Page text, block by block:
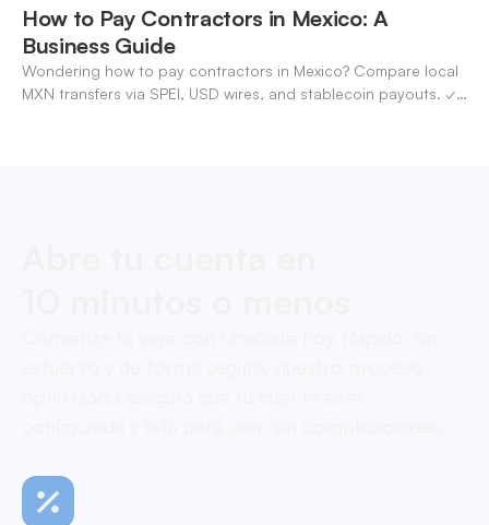
How to Pay Contractors in Mexico: A
Business Guide
Wondering how to pay contractors in Mexico? Compare local
MXN transfers via SPEI, USD wires, and stablecoin payouts. ✓